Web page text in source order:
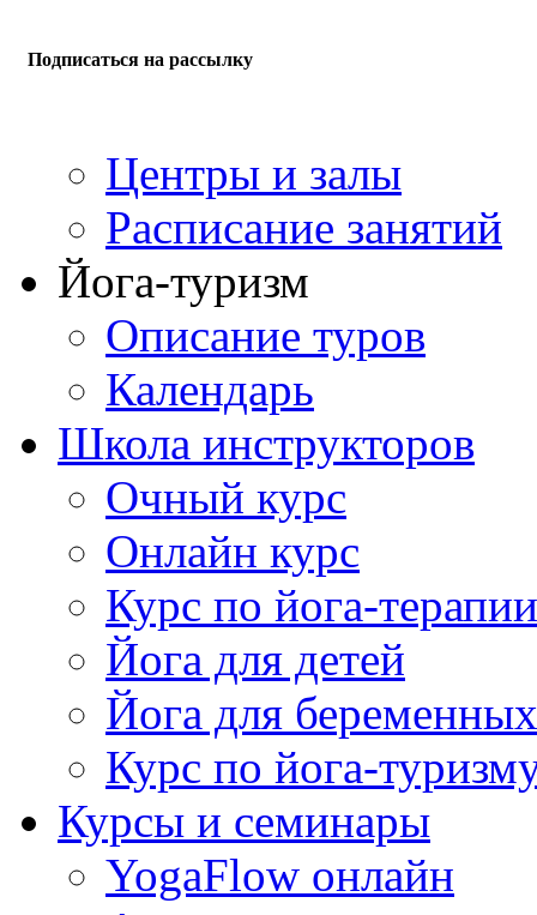
Подписаться на рассылку
Центры и залы
Расписание занятий
Йога-туризм
Описание туров
Календарь
Школа инструкторов
Очный курс
Онлайн курс
Курс по йога-терапии
Йога для детей
Йога для беременных
Курс по йога-
Курсы и семинары
YogaFlow онлайн